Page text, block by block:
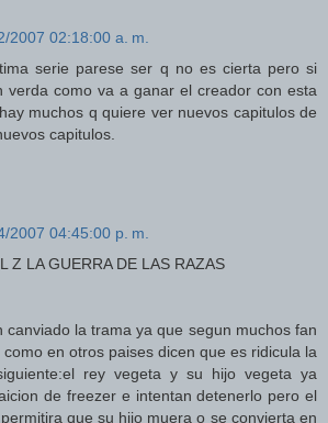
2007 02:18:00 a. m.
serie parese ser q no es cierta pero si
verda como va a ganar el creador con esta
muchos q quiere ver nuevos capitulos de
capitulos.
2007 04:45:00 p. m.
Z LA GUERRA DE LAS RAZAS
canviado la trama ya que segun muchos fan
en otros paises dicen que es ridicula la
rey vegeta y su hijo vegeta ya
de freezer e intentan detenerlo pero el
que su hijo muera o se convierta en